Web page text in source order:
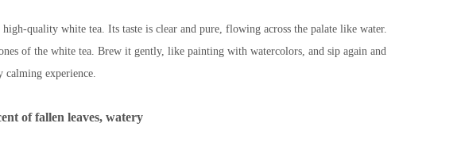
quality white tea. Its taste is clear and pure, flowing across the palate like water.
of the white tea. Brew it gently, like painting with watercolors, and sip again and
calming experience.
of fallen leaves, watery